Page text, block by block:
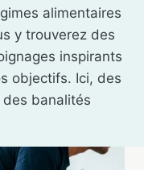
alimentaires
y trouverez des
inspirants
objectifs. Ici, des
banalités